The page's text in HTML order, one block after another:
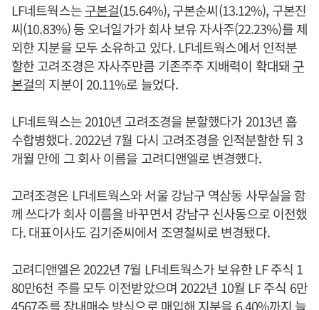
LF네트웍스는구본걸(15.64%), 구본순씨(13.12%), 구본진
씨(10.83%) 등 오너일가가 회사 보유 자사주(22.23%)를 제
외한 지분을 모두 소유하고 있다. LF네트웍스에서 인적분
할한 고려조경은 자사주만큼 기존주주 지배력이 확대돼 구
본걸의 지분이 20.11%로 늘었다.
LF네트웍스는 2010년 고려조경을 분할했다가 2013년 흡
수합병했다. 2022년 7월 다시 고려조경을 인적분할한 뒤 3
개월 만에 그 회사 이름을 고려디앤엘로 변경했다.
고려조경은 LF네트웍스와 서울 강남구 역삼동 사무실을 함
께 쓰다가 회사 이름을 바꾸면서 강남구 신사동으로 이전했
다. 대표이사도 김기준씨에서 조영철씨로 변경됐다.
고려디앤엘은 2022년 7월 LF네트웍스가 보유한 LF 주식 1
80만6천 주를 모두 이전받았으며 2022년 10월 LF 주식 6만
4567주를 장내매수 방식으로 매입해 지분을 6.40%까지 늘